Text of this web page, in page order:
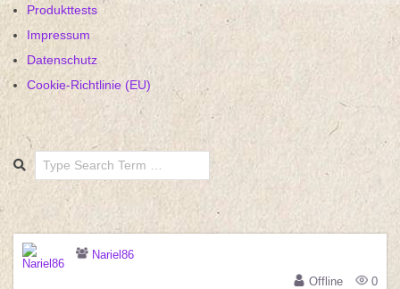
Produkttests
Impressum
Datenschutz
Cookie-Richtlinie (EU)
Search
Nariel86
Offline
0